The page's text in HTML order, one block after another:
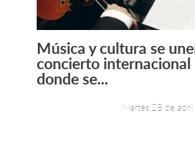
Leer
Música y cultura se
concierto internacional
donde se...
Martes 28 de